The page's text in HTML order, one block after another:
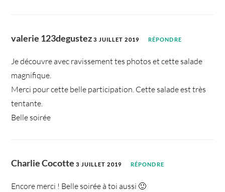
valerie 123degustez 3 JUILLET 2019 RÉPONDRE
Je découvre avec ravissement tes photos et cette salade
magnifique.
Merci pour cette belle participation. Cette salade est très
tentante.
Belle soirée
Charlie Cocotte 3 JUILLET 2019 RÉPONDRE
Encore merci ! Belle soirée à toi aussi 🙂